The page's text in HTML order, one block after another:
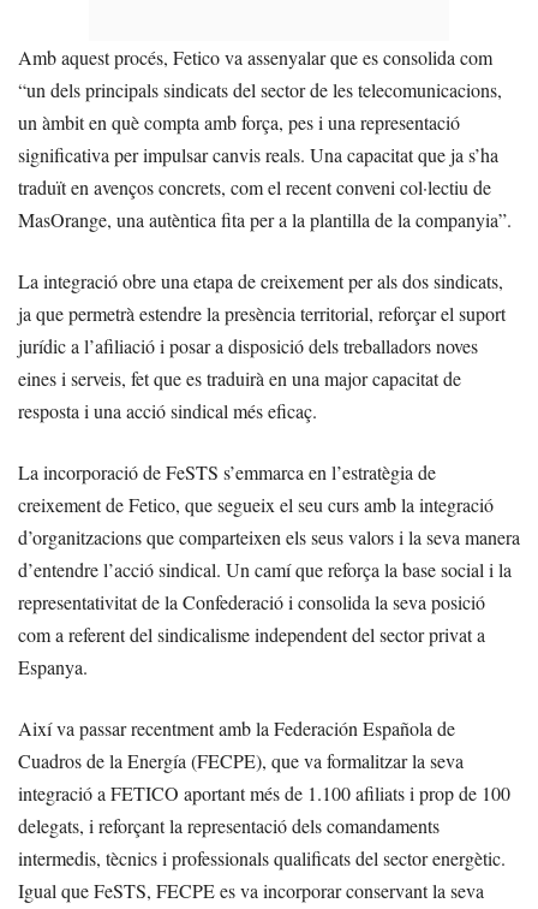
Amb aquest procés, Fetico va assenyalar que es consolida com
“un dels principals sindicats del sector de les telecomunicacions,
un àmbit en què compta amb força, pes i una representació
significativa per impulsar canvis reals. Una capacitat que ja s’ha
traduït en avenços concrets, com el recent conveni col·lectiu de
MasOrange, una autèntica fita per a la plantilla de la companyia”.
La integració obre una etapa de creixement per als dos sindicats,
ja que permetrà estendre la presència territorial, reforçar el suport
jurídic a l’afiliació i posar a disposició dels treballadors noves
eines i serveis, fet que es traduirà en una major capacitat de
resposta i una acció sindical més eficaç.
La incorporació de FeSTS s’emmarca en l’estratègia de
creixement de Fetico, que segueix el seu curs amb la integració
d’organitzacions que comparteixen els seus valors i la seva manera
d’entendre l’acció sindical. Un camí que reforça la base social i la
representativitat de la Confederació i consolida la seva posició
com a referent del sindicalisme independent del sector privat a
Espanya.
Així va passar recentment amb la Federación Española de
Cuadros de la Energía (FECPE), que va formalitzar la seva
integració a FETICO aportant més de 1.100 afiliats i prop de 100
delegats, i reforçant la representació dels comandaments
intermedis, tècnics i professionals qualificats del sector energètic.
Igual que FeSTS, FECPE es va incorporar conservant la seva